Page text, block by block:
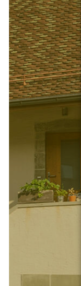
Sophie Coiffure :
de l’Été 2026